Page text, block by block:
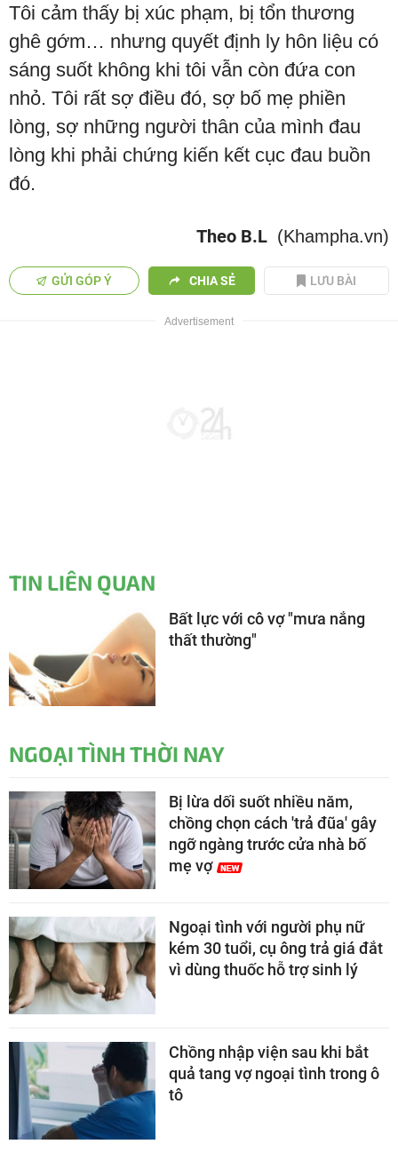
Tôi cảm thấy bị xúc phạm, bị tổn thương
ghê gớm… nhưng quyết định ly hôn liệu có
sáng suốt không khi tôi vẫn còn đứa con
nhỏ. Tôi rất sợ điều đó, sợ bố mẹ phiền
lòng, sợ những người thân của mình đau
lòng khi phải chứng kiến kết cục đau buồn
đó.
Theo B.L (Khampha.vn)
GỬI GÓP Ý CHIA SẺ LƯU BÀI
TIN LIÊN QUAN
Bất lực với cô vợ "mưa nắng
thất thường"
NGOẠI TÌNH THỜI NAY
Bị lừa dối suốt nhiều năm,
chồng chọn cách 'trả đũa' gây
ngỡ ngàng trước cửa nhà bố
mẹ vợ
Ngoại tình với người phụ nữ
kém 30 tuổi, cụ ông trả giá đắt
vì dùng thuốc hỗ trợ sinh lý
Chồng nhập viện sau khi bắt
quả tang vợ ngoại tình trong ô
tô